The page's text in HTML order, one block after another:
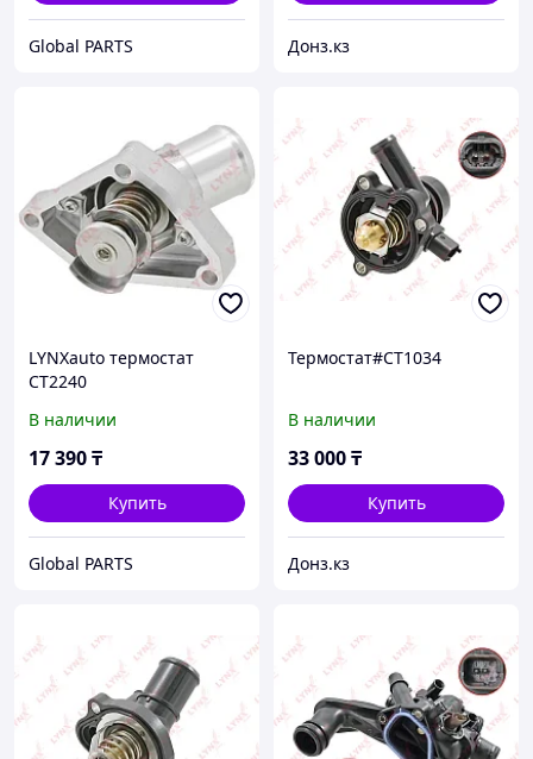
Global PARTS Донз.кз
LYNXauto термостат
CT2240
В наличии
17 390₸
Купить
Global PARTS
Термостат#CT1034
В наличии
33 000₸
Купить
Донз.кз